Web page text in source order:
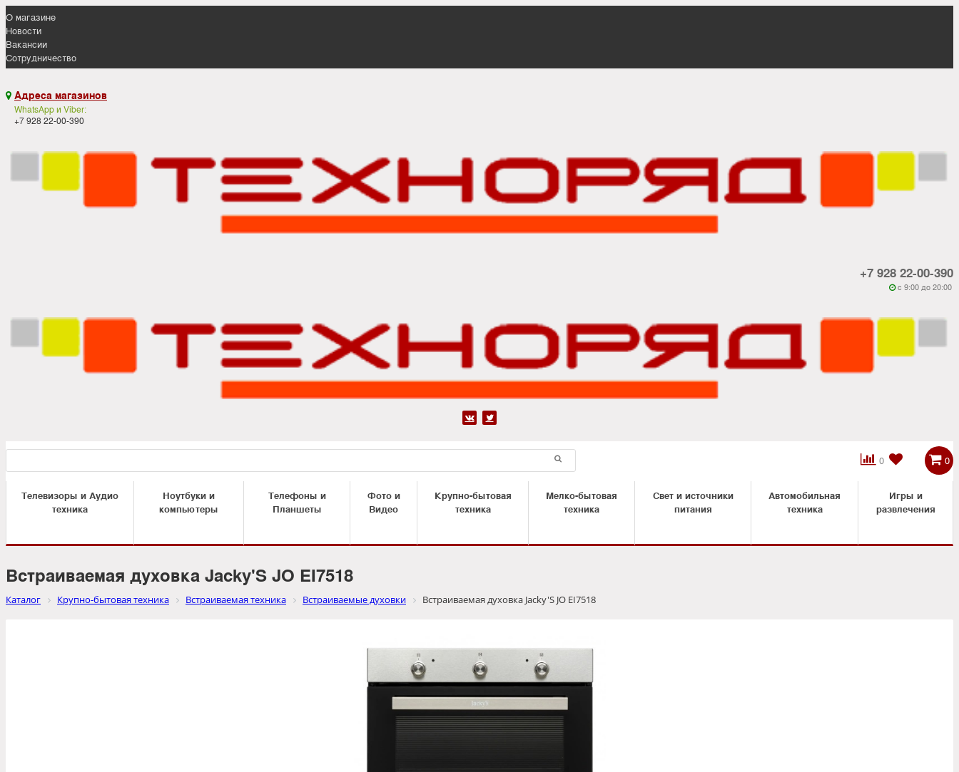
О магазине
Новости
Вакансии
Сотрудничество
 Адреса магазинов
WhatsApp и Viber:
+7 928 22-00-390
+7 928 22-00-390
 c 9:00 до 20:00
 
0

 0
Телевизоры и Аудио
техника
Ноутбуки и
компьютеры
Телефоны и
Планшеты
Фото и
Видео
Крупно-бытовая
техника
Мелко-бытовая
техника
Свет и источники
питания
Автомобильная
техника
Игры и
развлечения
Встраиваемая духовка Jacky'S JO EI7518
Каталог Крупно-бытовая техника Встраиваемая техника Встраиваемые духовки Встраиваемая духовка Jacky'S JO EI7518